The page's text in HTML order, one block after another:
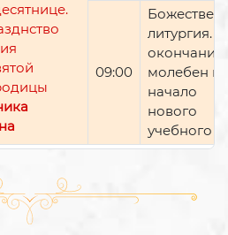
09:00
литургия.
окончании
молебен
начало
нового
учебного